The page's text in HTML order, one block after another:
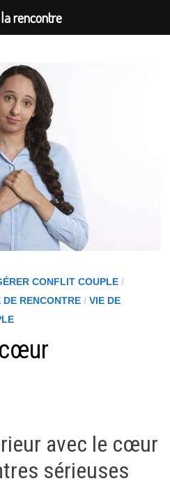
CONFLIT COUPLE/
DE RENCONTRE/ VIE DE
avec le cœur
sérieuses
rencontre